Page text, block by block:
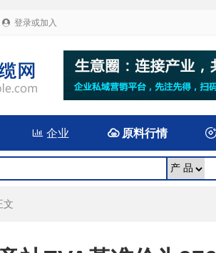
 登录或加入
 企业 原料行情 
文